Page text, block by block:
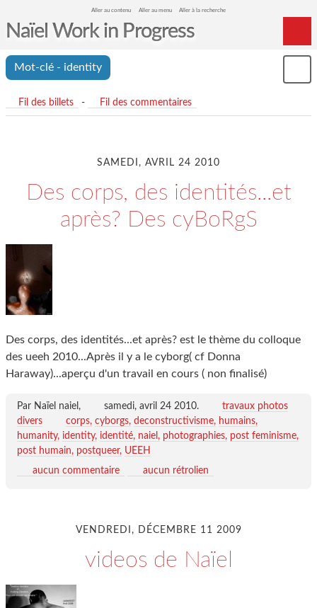
Aller au contenu Aller au menu Aller à la recherche
Naïel Work in Progress
Mot-clé - identity
Fil des billets - Fil des commentaires
SAMEDI, AVRIL 24 2010
Des corps, des identités...et
après? Des cyBoRgS
Des corps, des identités...et après? est le thème du colloque
des ueeh 2010...Après il y a le cyborg( cf Donna
Haraway)...aperçu d'un travail en cours ( non finalisé)
Par Naïel naiel, samedi, avril 24 2010.
travaux photos
divers
corps cyborgs deconstructivisme
humains
humanity identity identité naiel photographies post feminisme
post humain
postqueer UEEH
aucun commentaire
aucun rétrolien
VENDREDI, DÉCEMBRE 11 2009
videos de Naïel